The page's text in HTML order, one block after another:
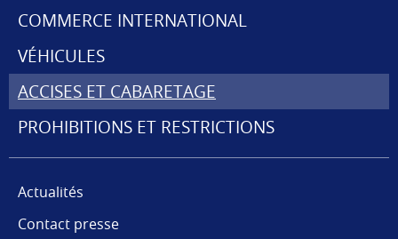
MENU
DE
NAVIGATION
COMMERCE INTERNATIONAL
VÉHICULES
ACCISES ET CABARETAGE
PROHIBITIONS ET RESTRICTIONS
Actualités
Contact presse